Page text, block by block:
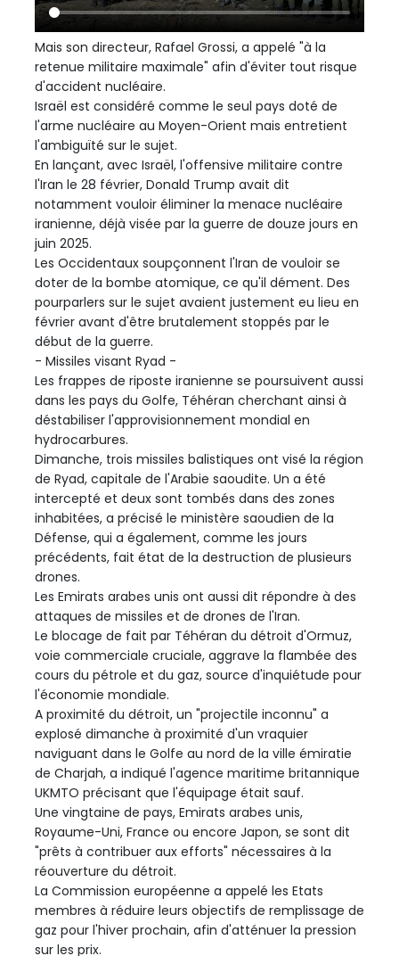
Mais son directeur, Rafael Grossi, a appelé "à la
retenue militaire maximale" afin d'éviter tout risque
d'accident nucléaire.
Israël est considéré comme le seul pays doté de
l'arme nucléaire au Moyen-Orient mais entretient
l'ambiguïté sur le sujet.
En lançant, avec Israël, l'offensive militaire contre
l'Iran le 28 février, Donald Trump avait dit
notamment vouloir éliminer la menace nucléaire
iranienne, déjà visée par la guerre de douze jours en
juin 2025.
Les Occidentaux soupçonnent l'Iran de vouloir se
doter de la bombe atomique, ce qu'il dément. Des
pourparlers sur le sujet avaient justement eu lieu en
février avant d'être brutalement stoppés par le
début de la guerre.
- Missiles visant Ryad -
Les frappes de riposte iranienne se poursuivent aussi
dans les pays du Golfe, Téhéran cherchant ainsi à
déstabiliser l'approvisionnement mondial en
hydrocarbures.
Dimanche, trois missiles balistiques ont visé la région
de Ryad, capitale de l'Arabie saoudite. Un a été
intercepté et deux sont tombés dans des zones
inhabitées, a précisé le ministère saoudien de la
Défense, qui a également, comme les jours
précédents, fait état de la destruction de plusieurs
drones.
Les Emirats arabes unis ont aussi dit répondre à des
attaques de missiles et de drones de l'Iran.
Le blocage de fait par Téhéran du détroit d'Ormuz,
voie commerciale cruciale, aggrave la flambée des
cours du pétrole et du gaz, source d'inquiétude pour
l'économie mondiale.
A proximité du détroit, un "projectile inconnu" a
explosé dimanche à proximité d'un vraquier
naviguant dans le Golfe au nord de la ville émiratie
de Charjah, a indiqué l'agence maritime britannique
UKMTO précisant que l'équipage était sauf.
Une vingtaine de pays, Emirats arabes unis,
Royaume-Uni, France ou encore Japon, se sont dit
"prêts à contribuer aux efforts" nécessaires à la
réouverture du détroit.
La Commission européenne a appelé les Etats
membres à réduire leurs objectifs de remplissage de
gaz pour l'hiver prochain, afin d'atténuer la pression
sur les prix.